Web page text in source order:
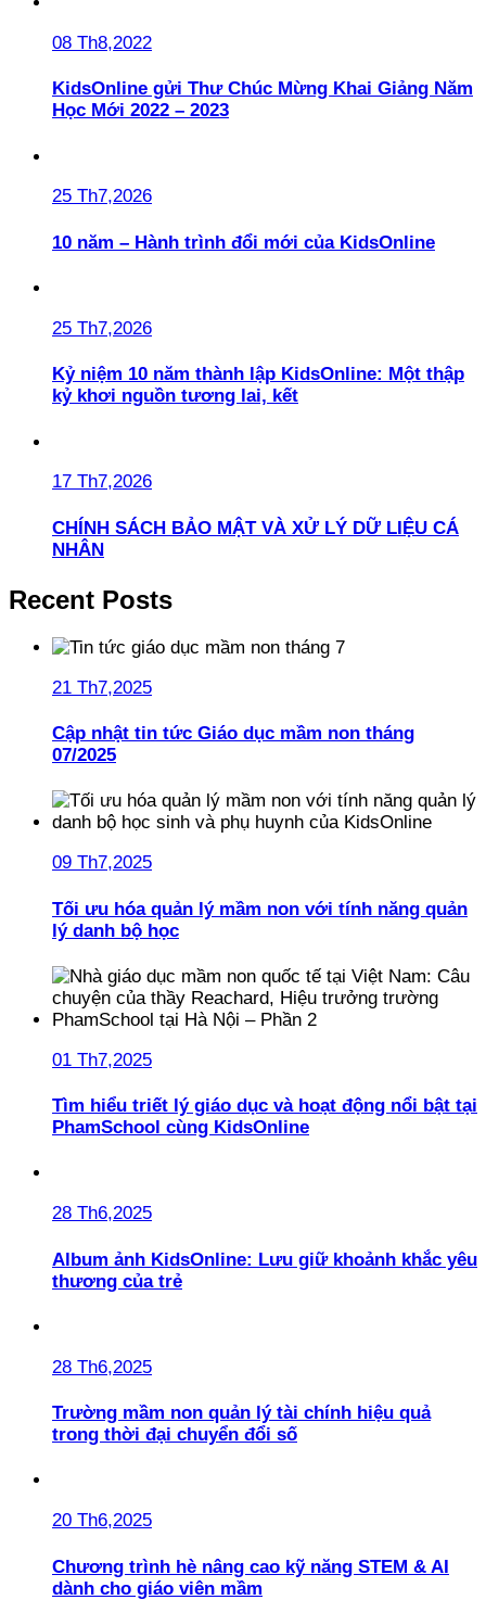
08 Th8,2022
KidsOnline gửi Thư Chúc Mừng Khai Giảng Năm
Học Mới 2022 – 2023
25 Th7,2026
10 năm – Hành trình đổi mới của KidsOnline
25 Th7,2026
Kỷ niệm 10 năm thành lập KidsOnline: Một thập
kỷ khơi nguồn tương lai, kết
17 Th7,2026
CHÍNH SÁCH BẢO MẬT VÀ XỬ LÝ DỮ LIỆU CÁ
NHÂN
Recent Posts
21 Th7,2025
Cập nhật tin tức Giáo dục mầm non tháng
07/2025
09 Th7,2025
Tối ưu hóa quản lý mầm non với tính năng quản
lý danh bộ học
01 Th7,2025
Tìm hiểu triết lý giáo dục và hoạt động nổi bật tại
PhamSchool cùng KidsOnline
28 Th6,2025
Album ảnh KidsOnline: Lưu giữ khoảnh khắc yêu
thương của trẻ
28 Th6,2025
Trường mầm non quản lý tài chính hiệu quả
trong thời đại chuyển đổi số
20 Th6,2025
Chương trình hè nâng cao kỹ năng STEM & AI
dành cho giáo viên mầm